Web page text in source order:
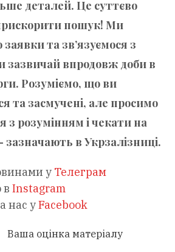
деталей. Це суттєво
пошук! Ми
та зв’язуємося з
зазвичай впродовж доби в
Розуміємо, що ви
та засмучені, але просимо
з розумінням і чекати на
зазначають в Укрзалізниці.
у Телеграм
в Instagram
нас уFacebook
Ваша оцінка матеріалу